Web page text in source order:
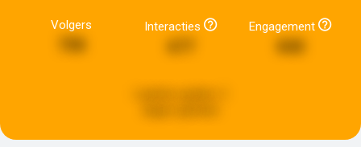
Volgers
758
Interacties Engagement
840